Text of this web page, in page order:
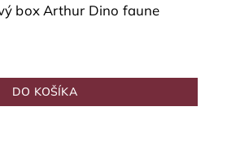
box Arthur Dino faune
DO KOŠÍKA